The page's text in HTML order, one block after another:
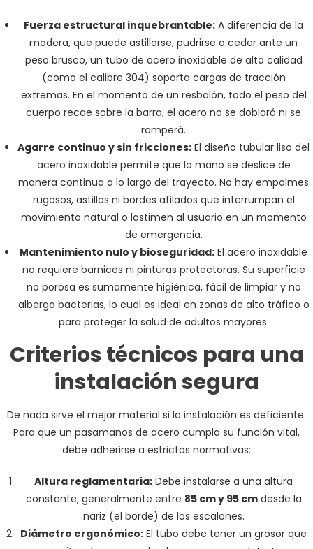
Fuerza estructural inquebrantable: A diferencia de la
madera, que puede astillarse, pudrirse o ceder ante un
peso brusco, un tubo de acero inoxidable de alta calidad
(como el calibre 304) soporta cargas de tracción
extremas. En el momento de un resbalón, todo el peso del
cuerpo recae sobre la barra; el acero no se doblará ni se
romperá.
Agarre continuo y sin fricciones: El diseño tubular liso del
acero inoxidable permite que la mano se deslice de
manera continua a lo largo del trayecto. No hay empalmes
rugosos, astillas ni bordes afilados que interrumpan el
movimiento natural o lastimen al usuario en un momento
de emergencia.
Mantenimiento nulo y bioseguridad: El acero inoxidable
no requiere barnices ni pinturas protectoras. Su superficie
no porosa es sumamente higiénica, fácil de limpiar y no
alberga bacterias, lo cual es ideal en zonas de alto tráfico o
para proteger la salud de adultos mayores.
Criterios técnicos para una
instalación segura
De nada sirve el mejor material si la instalación es deficiente.
Para que un pasamanos de acero cumpla su función vital,
debe adherirse a estrictas normativas:
Altura reglamentaria: Debe instalarse a una altura
constante, generalmente entre 85 cm y 95 cmdesde la
nariz (el borde) de los escalones.
Diámetro ergonómico: El tubo debe tener un grosor que